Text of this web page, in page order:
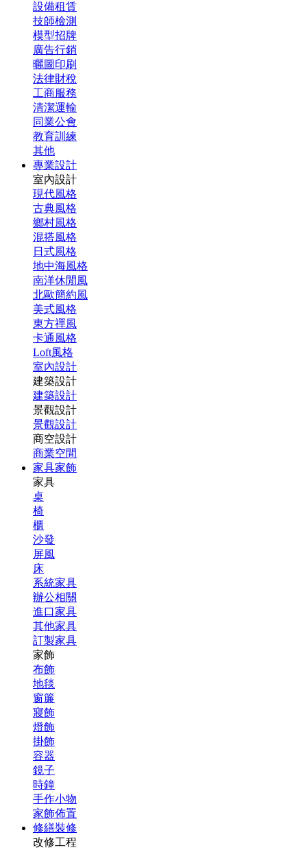
設備租賃
技師檢測
模型招牌
廣告行銷
曬圖印刷
法律財稅
工商服務
清潔運輸
同業公會
教育訓練
其他
專業設計
室內設計
現代風格
古典風格
鄉村風格
混搭風格
日式風格
地中海風格
南洋休閒風
北歐簡約風
美式風格
東方禪風
卡通風格
Loft風格
室內設計
建築設計
建築設計
景觀設計
景觀設計
商空設計
商業空間
家具家飾
家具
桌
椅
櫃
沙發
屏風
床
系統家具
辦公相關
進口家具
其他家具
訂製家具
家飾
布飾
地毯
窗簾
寢飾
燈飾
掛飾
容器
鏡子
時鐘
手作小物
家飾佈置
修繕裝修
改修工程